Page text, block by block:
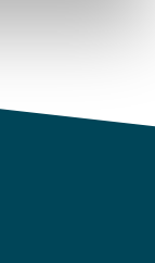
web con
y análisis